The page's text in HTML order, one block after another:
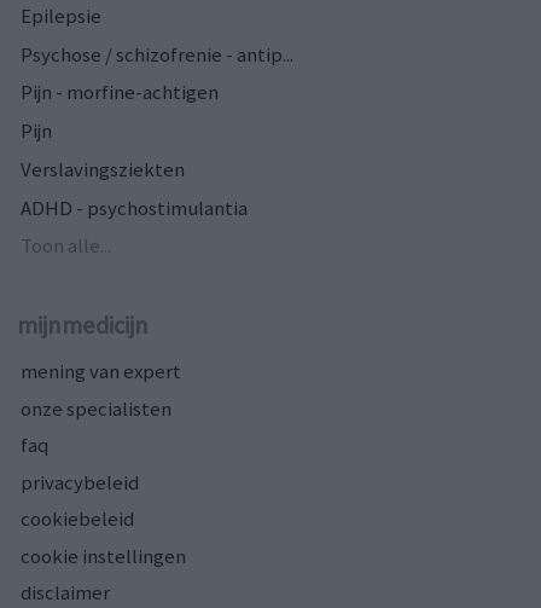
Epilepsie
Psychose / schizofrenie - antip...
Pijn - morfine-achtigen
Pijn
Verslavingsziekten
ADHD - psychostimulantia
Toon alle...
mijnmedicijn
mening van expert
onze specialisten
faq
privacybeleid
cookiebeleid
cookie instellingen
disclaimer